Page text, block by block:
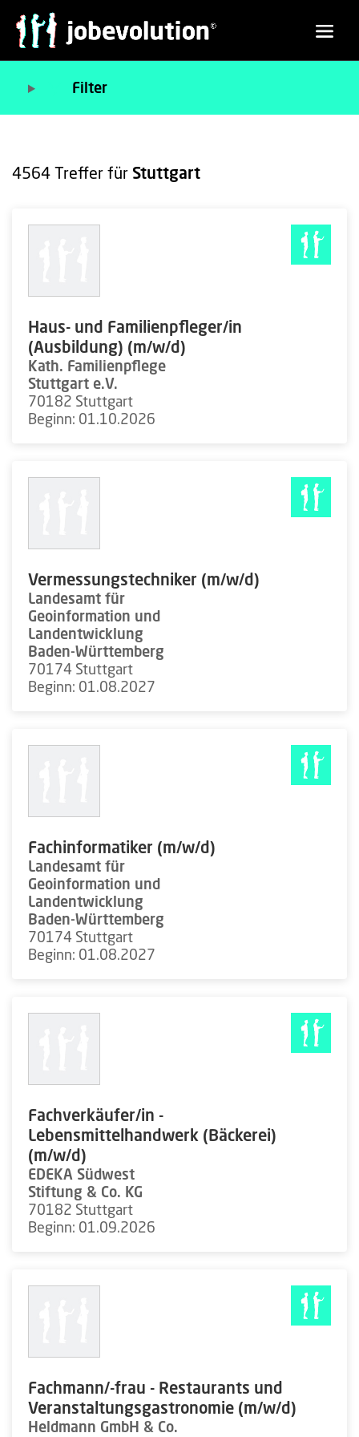
Filter
4564 Treffer für Stuttgart
Haus- und Familienpfleger/in
(Ausbildung) (m/w/d)
Kath. Familienpflege
Stuttgart e.V.
70182 Stuttgart
Beginn: 01.10.2026
Vermessungstechniker (m/w/d)
Landesamt für
Geoinformation und
Landentwicklung
Baden-Württemberg
70174 Stuttgart
Beginn: 01.08.2027
Fachinformatiker (m/w/d)
Landesamt für
Geoinformation und
Landentwicklung
Baden-Württemberg
70174 Stuttgart
Beginn: 01.08.2027
Fachverkäufer/in -
Lebensmittelhandwerk (Bäckerei)
(m/w/d)
EDEKA Südwest
Stiftung & Co. KG
70182 Stuttgart
Beginn: 01.09.2026
Fachmann/-frau - Restaurants und
Veranstaltungsgastronomie (m/w/d)
Heldmann GmbH & Co.